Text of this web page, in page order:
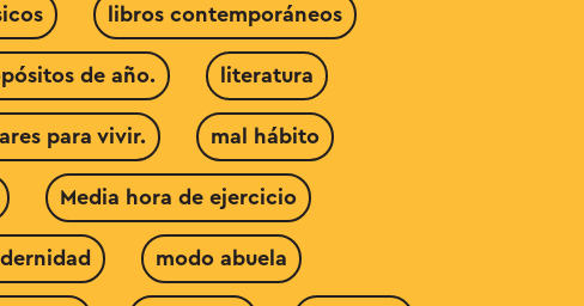
libros contemporáneos
de año. literatura
para vivir. mal hábito
Media hora de ejercicio
modo abuela